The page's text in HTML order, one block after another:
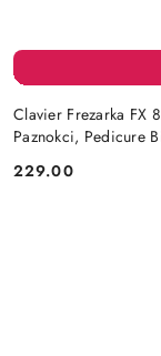
Clavier Frezarka FX
Paznokci, Pedicure
Cena:
229.00